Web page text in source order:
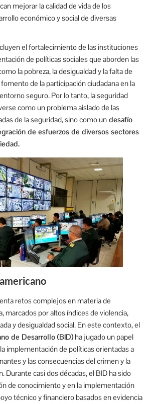
mejorar la calidad de vida de los
económico y social de diversas
el fortalecimiento de las instituciones
de políticas sociales que aborden las
la pobreza, la desigualdad y la falta de
de la participación ciudadana en la
seguro. Por lo tanto, la seguridad
como un problema aislado de las
de la seguridad, sino como un desafío
de esfuerzos de diversos sectores
retos complejos en materia de
marcados por altos índices de violencia,
y desigualdad social. En este contexto, el
de Desarrollo (BID)ha jugado un papel
implementación de políticas orientadas a
y las consecuencias del crimen y la
Durante casi dos décadas, el BID ha sido
de conocimiento y en la implementación
técnico y financiero basados en evidencia